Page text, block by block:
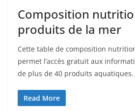
Composition
produits de la mer
Cette table de composition
permet l’accès gratuit aux
de plus de 40 produits aquatiques.
Read More